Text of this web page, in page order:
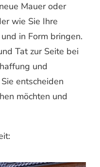
Mauer oder
wie Sie Ihre
in Form bringen.
Tat zur Seite bei
und
entscheiden
möchten und